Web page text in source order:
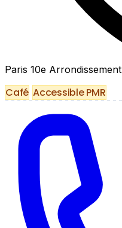
Paris 10e Arrondissement
Café Accessible PMR